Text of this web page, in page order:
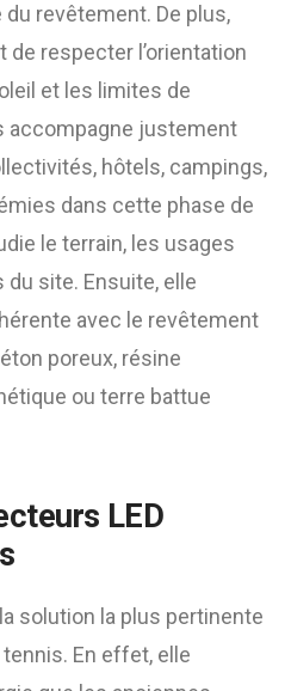
revêtement. De plus,
respecter l’orientation
et les limites de
accompagne justement
hôtels, campings,
dans cette phase de
le terrain, les usages
site. Ensuite, elle
avec le revêtement
poreux, résine
ou terre battue
LED
solution la plus pertinente
En effet, elle